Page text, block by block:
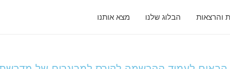
והרצאות הבלוג שלנו מצא אותנו